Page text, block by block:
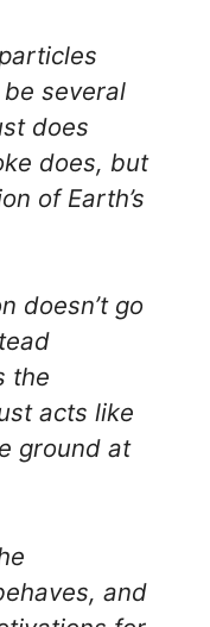
several
does
does, but
of Earth’s
doesn’t go
the
acts like
ground at
and